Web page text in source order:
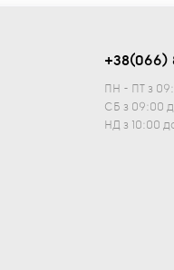
+38(066)
ПН - ПТ з
СБ з 09:00
НД з 10:00